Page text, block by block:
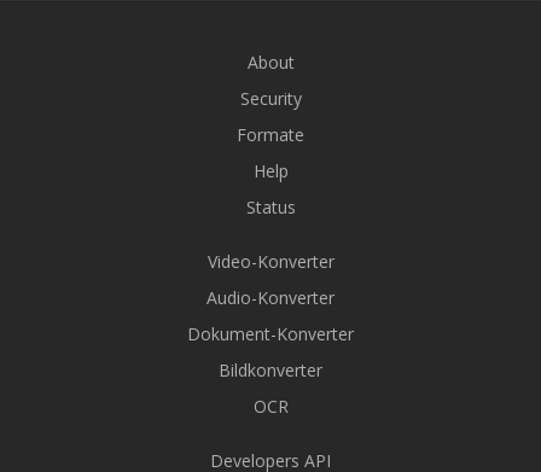
About
Security
Formate
Help
Status
Video-Konverter
Audio-Konverter
Dokument-Konverter
Bildkonverter
OCR
Developers API